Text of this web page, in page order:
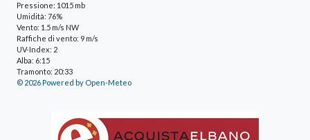
Pressione: 1015 mb
Umidità: 76%
Vento: 1.5 m/s NW
Raffiche di vento: 9 m/s
UV-Index: 2
Alba: 6:15
Tramonto: 20:33
© 2026 Powered by Open-Meteo